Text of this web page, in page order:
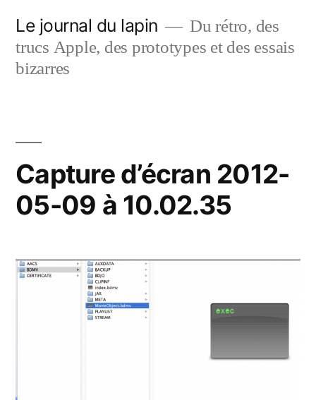
contenu
Le journal du lapin
Du rétro, des
trucs Apple, des prototypes et des essais
bizarres
Capture d’écran 2012-
05-09 à 10.02.35